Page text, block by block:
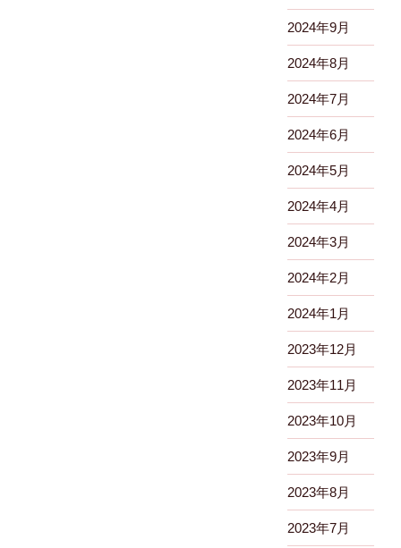
2024年9月
2024年8月
2024年7月
2024年6月
2024年5月
2024年4月
2024年3月
2024年2月
2024年1月
2023年12月
2023年11月
2023年10月
2023年9月
2023年8月
2023年7月